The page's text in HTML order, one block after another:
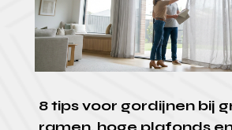
8 tips voor gordijnen bij